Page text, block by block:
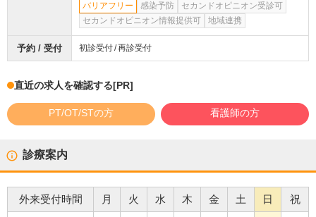
バリアフリー
感染予防
セカンドオピニオン受診可
セカンドオピニオン情報提供可
地域連携
予約 / 受付 初診受付 再診受付
直近の求人を確認する[PR]
PT/OT/STの方 看護師の方
診療案内
外来受付時間 月 火 水 木 金 土 日 祝